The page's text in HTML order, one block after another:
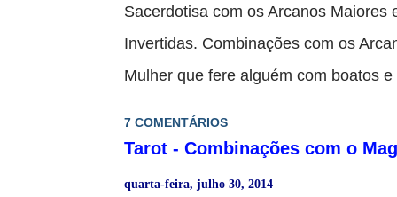
folgada graças à grande
que trabalha. - Pessoa com grande
consulente desempregado, virá um
Para quem está empregado, anuncia
substancia...
Sacerdotisa com os Arcanos
Invertidas. Combinações com os
Mulher que fere alguém com boatos
que aprender muitas coisas para
7 COMENTÁRIOS
Tarot - Combinações com o
quarta-feira, julho 30, 2014